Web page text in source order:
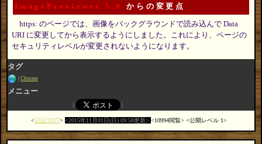
ImagePreviewer 5.9 からの変更点
https: のページでは、画像をバックグラウンドで読み込んで Data
URI に変更してから表示するようにしました。これにより、ページの
セキュリティレベルが変更されないようになります。
タグ
Chrome
メニュー
日記:3377 2015年11月01日(日) 09:58更新 10994閲覧 公開レベル 1